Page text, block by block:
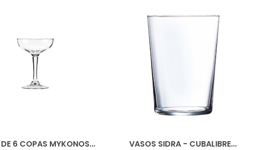
6 COPAS MYKONOS... VASOS SIDRA - CUBALIBRE...